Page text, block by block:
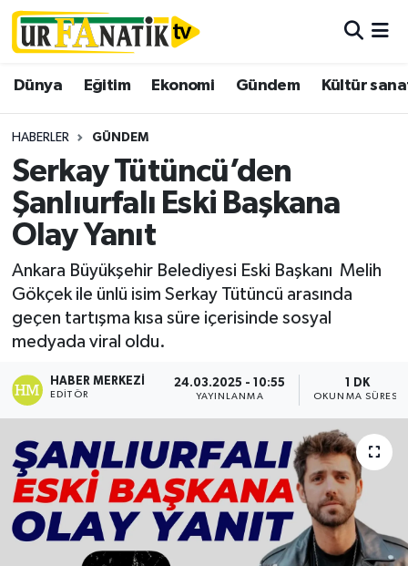
Dünya Eğitim Ekonomi Gündem Kültür
HABERLER GÜNDEM
Serkay Tütüncü’den
Şanlıurfalı Eski Başkana
Olay Yanıt
Ankara Büyükşehir Belediyesi Eski Başkanı Melih
Gökçek ile ünlü isim Serkay Tütüncü arasında
geçen tartışma kısa süre içerisinde sosyal
medyada viral oldu.
HABER MERKEZI
EDITÖR
24.03.2025 - 10:55
YAYINLANMA
1 DK
OKUNMA SÜRESI
Trafik Durumu
Süper Lig Puan Durumu ve Fikstür
Tüm Manşetler
Son Dakika Haberleri
Haber Arşivi